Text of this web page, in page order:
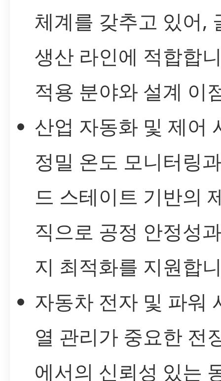
체계를 갖추고 있어,
생산 라인에 적합합
적용 분야와 설계 이
산업 자동화 및 제어
정밀 온도 모니터링
드 스테이트 기반의
직으로 공정 안정성
지 최적화를 지원합
자동차 전자 및 파워
열 관리가 중요한 전
에서의 신뢰성 있는